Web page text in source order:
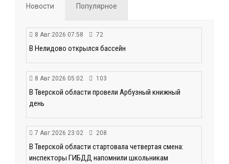
Новости Популярное
8 Авг 2026 07:58 72
В Нелидово открылся бассейн
8 Авг 2026 05:02 103
В Тверской области провели Арбузный книжный
день
7 Авг 2026 23:02 208
В Тверской области стартовала четвертая смена:
инспекторы ГИБДД напомнили школьникам